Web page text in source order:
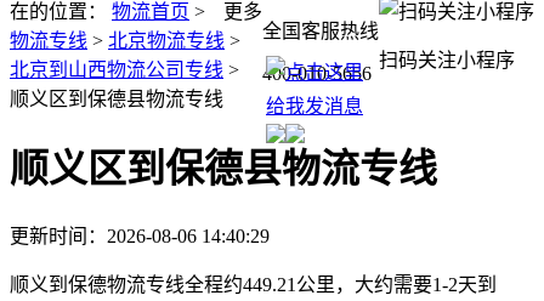
全国客服热线
400-010-5656
扫码关注小程序
更多
在的位置：
物流首页 >
物流专线 > 北京物流专线 >
北京到山西物流公司专线 >
顺义区到保德县物流专线
顺义区到保德县物流专线
更新时间：2026-08-06 14:40:29
顺义到保德物流专线全程约449.21公里，大约需要1-2天到